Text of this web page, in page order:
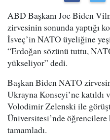
ABD Başkanı Joe Biden
zirvesinin sonunda yaptığı
İsveç’in NATO üyeliğine
“Erdoğan sözünü tuttu,
yükseliyor” dedi.
Başkan Biden NATO
Ukrayna Konseyi’ne katıldı
Volodimir Zelenski ile
Üniversitesi’nde öğrencilere
tamamladı.